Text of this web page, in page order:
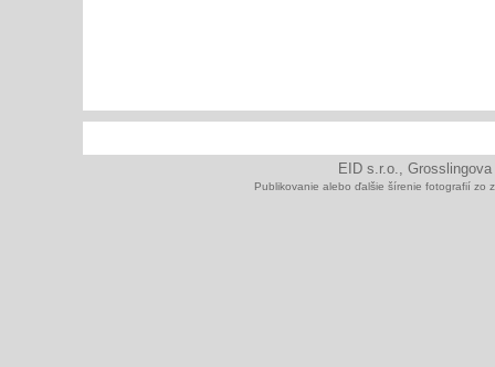
EID s.r.o.,
Publikovanie alebo ďalšie šírenie fotografií zo